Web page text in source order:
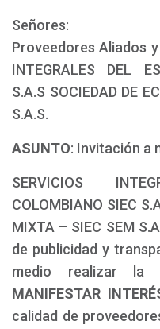
Señores:
Proveedores Aliados
INTEGRALES DEL
S.A.S SOCIEDAD DE
S.A.S.
ASUNTO: Invitación a
SERVICIOS
COLOMBIANO SIEC
MIXTA – SIEC SEM
de publicidad y
medio realizar la
MANIFESTAR
calidad de